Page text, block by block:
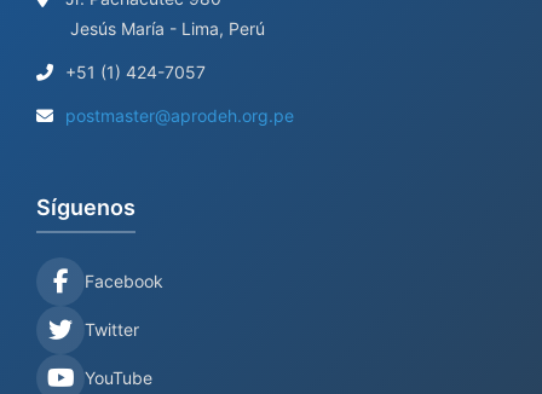
Jesús María - Lima, Perú
+51 (1) 424-7057
postmaster@aprodeh.org.pe
Síguenos
Facebook
Twitter
YouTube